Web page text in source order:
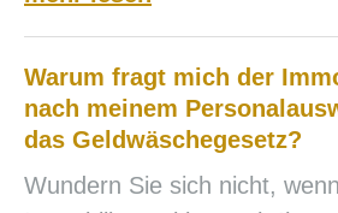
Warum fragt mich der
nach meinem
das Geldwäschegesetz?
Wundern Sie sich nicht,